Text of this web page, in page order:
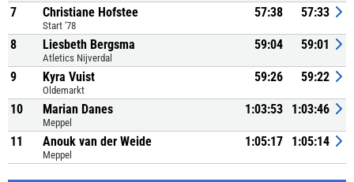
7 Christiane Hofstee
Start '78
57:38 57:33
8 Liesbeth Bergsma
Atletics Nijverdal
59:04 59:01
9 Kyra Vuist
Oldemarkt
59:26 59:22
10 Marian Danes
Meppel
1:03:53 1:03:46
11 Anouk van der Weide
Meppel
1:05:17 1:05:14